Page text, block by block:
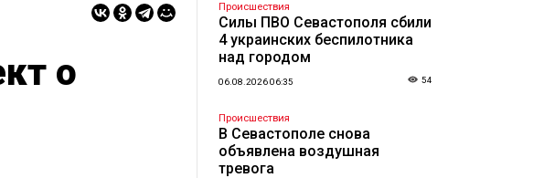
о
Происшествия
Силы ПВО Севастополя сбили
4 украинских беспилотника
над городом
06.08.2026 06:35 54
Происшествия
В Севастополе снова
объявлена воздушная
тревога